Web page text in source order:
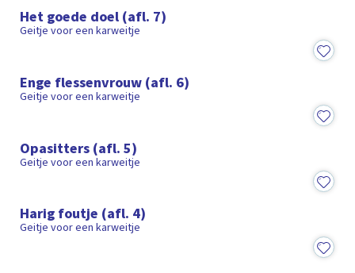
Het goede doel (afl. 7)
Geitje voor een karweitje
Enge flessenvrouw (afl. 6)
Geitje voor een karweitje
Opasitters (afl. 5)
Geitje voor een karweitje
Harig foutje (afl. 4)
Geitje voor een karweitje